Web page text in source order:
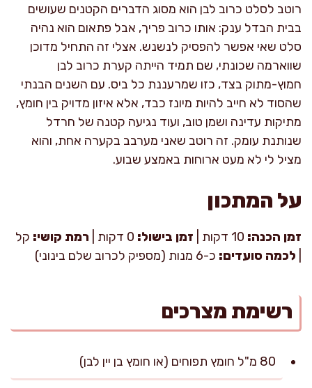
רוטב לסלט כרוב לבן הוא מסוג הדברים הקטנים שעושים
בבית הבדל ענק: אותו כרוב פריך, אבל פתאום הוא נהיה
סלט שאי אפשר להפסיק לנשנש. אצלי זה התחיל מדוכן
שווארמה שכונתי, שם תמיד הייתה קערת כרוב לבן
חמוץ-מתוק בצד, כזו שמרעננת כל ביס. עם השנים הבנתי
שהסוד לא חייב להיות מיונז כבד, אלא איזון מדויק בין חומץ,
מתיקות עדינה ושמן טוב, ועוד נגיעה קטנה של חרדל
שנותנת עומק. זה רוטב שאני מערבב בקערה אחת, והוא
מציל לי לא מעט ארוחות באמצע שבוע.
על המתכון
זמן הכנה: זמן בישול: רמת קושי: קל
לכמה סועדים: כ-6 מנות (מספיק לכרוב שלם בינוני)
רשימת מצרכים
80 מ"ל חומץ תפוחים (או חומץ בן יין לבן)